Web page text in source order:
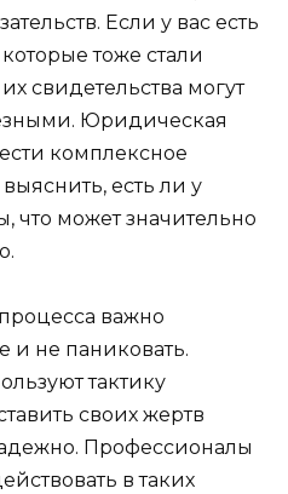
Если у вас есть
тоже стали
свидетельства могут
Юридическая
комплексное
есть ли у
что может значительно
важно
и не паниковать.
тактику
своих жертв
Профессионалы
в таких